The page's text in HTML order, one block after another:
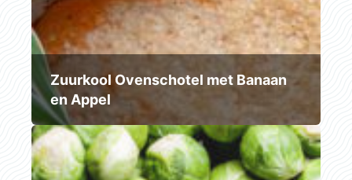
Zuurkool Ovenschotel met Banaan
en Appel